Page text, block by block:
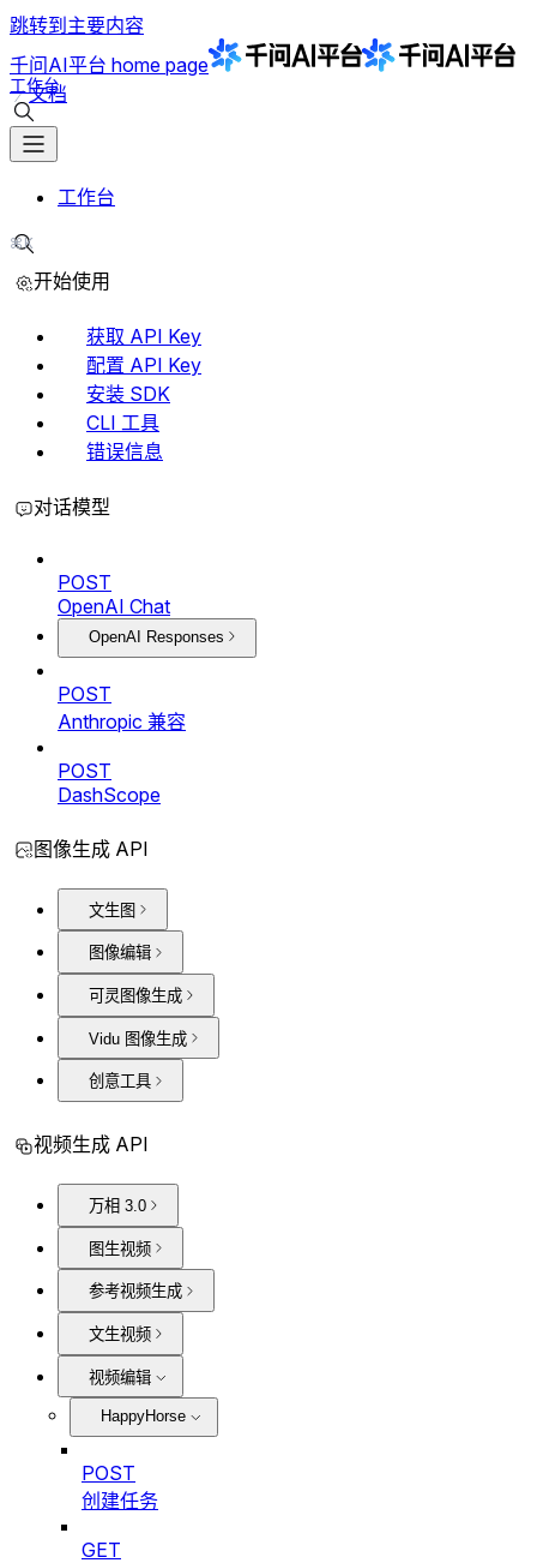
跳转到主要内容
千问AI平台 home page
文档
工作台
工作台
⌘K
开始使用
获取 API Key
配置 API Key
安装 SDK
CLI 工具
错误信息
对话模型
POST
OpenAI Chat
OpenAI Responses
POST
Anthropic 兼容
POST
DashScope
图像生成 API
文生图
图像编辑
可灵图像生成
Vidu 图像生成
创意工具
视频生成 API
万相 3.0
图生视频
参考视频生成
文生视频
视频编辑
HappyHorse
POST
创建任务
GET